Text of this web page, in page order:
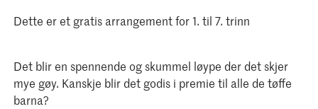
Dette er et gratis arrangement for 1. til 7. trinn
Det blir en spennende og skummel løype der det skjer
mye gøy. Kanskje blir det godis i premie til alle de tøffe
barna?